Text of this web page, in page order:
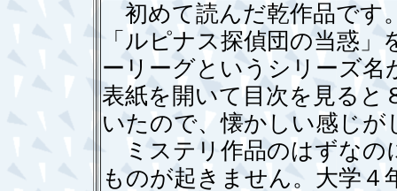
初めて読んだ乾作品です
「ルピナス探偵団の当惑
ーリーグというシリーズ
表紙を開いて目次を見ると
いたので、懐かしい感じ
ミステリ作品のはずなの
ものが起きません。大学